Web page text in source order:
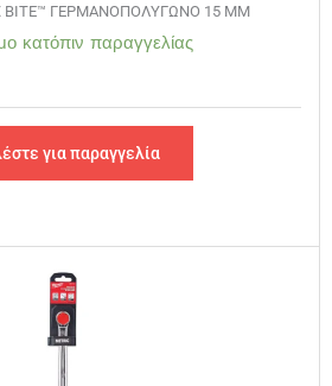
BITE™ ΓΕΡΜΑΝΟΠΟΛΥΓΩΝΟ 15 ΜΜ
κατόπιν παραγγελίας
για παραγγελία